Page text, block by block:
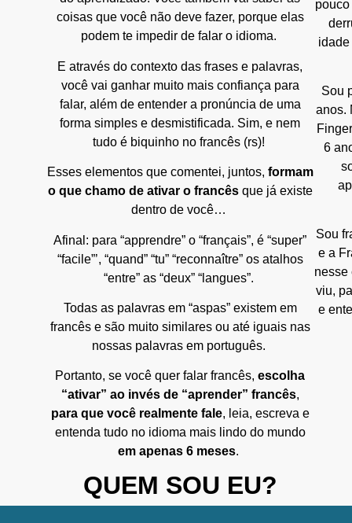
coisas que você não deve fazer, porque elas
podem te impedir de falar o idioma.
E através do contexto das frases e palavras,
você vai ganhar muito mais confiança para
falar, além de entender a pronúncia de uma
forma simples e desmistificada. Sim, e nem
tudo é biquinho no francês (rs)!
Esses elementos que comentei, juntos, formam
o que chamo de ativar o francêsque já existe
dentro de você…
Afinal: para “apprendre” o “français”, é “super”
“facile”’, “quand” “tu” “reconnaître” os atalhos
“entre” as “deux” “langues”.
Todas as palavras em “aspas” existem em
francês e são muito similares ou até iguais nas
nossas palavras em português.
Portanto, se você quer falar francês, escolha
“ativar” ao invés de “aprender” francês,
para que você realmente fale, leia, escreva e
entenda tudo no idioma mais lindo do mundo
em apenas 6 meses.
QUEM SOU EU?
Sou
anos.
6
Sou
e a
nesse
viu,
e